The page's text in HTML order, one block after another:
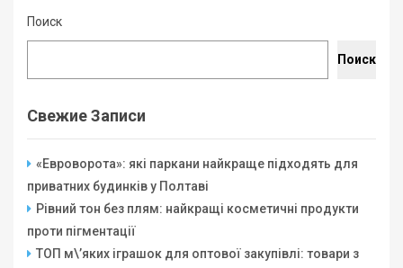
Поиск
Поиск
Свежие Записи
«Евроворота»: які паркани найкраще підходять для
приватних будинків у Полтаві
Рівний тон без плям: найкращі косметичні продукти
проти пігментації
ТОП м\’яких іграшок для оптової закупівлі: товари з